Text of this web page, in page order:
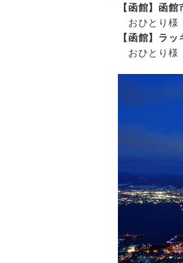
【函館】函
おひとり様
【函館】ラ
おひとり様